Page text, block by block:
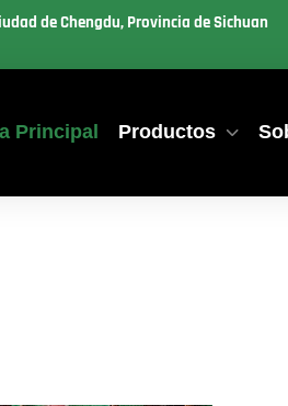
de Chengdu, Provincia de Sichuan
Principal Productos